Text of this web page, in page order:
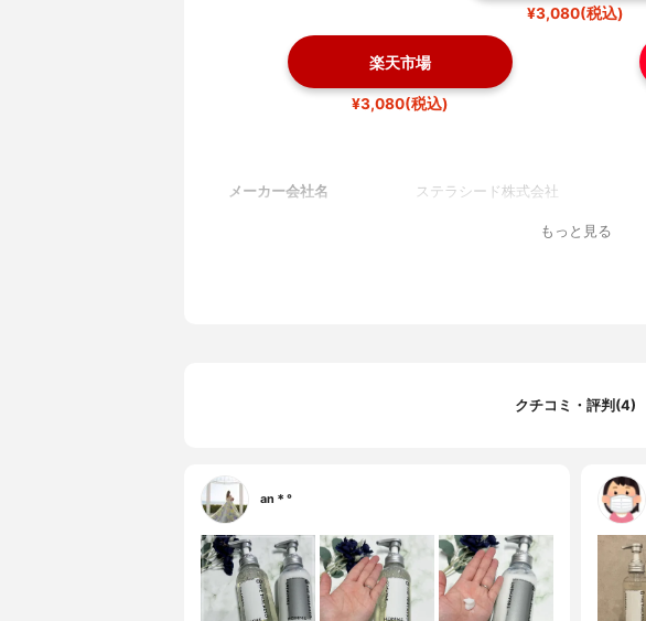
¥3,080(税込)
楽天市場
¥3,080(税込)
メーカー会社名 ステラシード株式会社
もっと見る
クチコミ・評判(4)
an＊°